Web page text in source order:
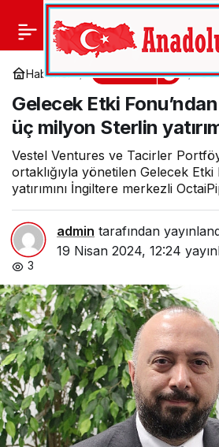
Haberler Ekonomi
Gelecek Etki
üç milyon Sterlin
Vestel Ventures ve Tacirler
ortaklığıyla yönetilen Gelecek Etki
yatırımını İngiltere merkezli
admin tarafından
19 Nisan 2024, 12:24
3
Türkiye Kalkınma ve
Yatırım Bankası’ndan
Karbon Emisyonu
Azaltımına 417 Milyon
Dolarlık Katkı